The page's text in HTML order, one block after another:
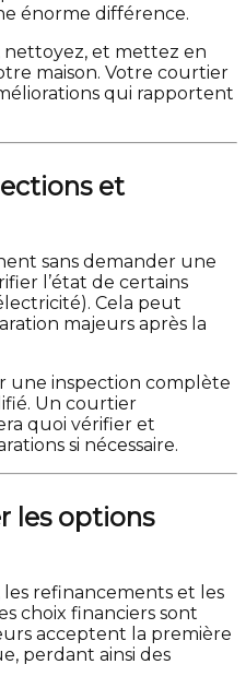
énorme différence.
nettoyez, et mettez en
maison. Votre courtier
qui rapportent
et
sans demander une
l’état de certains
Cela peut
majeurs après la
une inspection complète
Un courtier
quoi vérifier et
si nécessaire.
les options
refinancements et les
choix financiers sont
acceptent la première
perdant ainsi des